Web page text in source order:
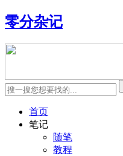
零分杂记
首页
笔记
随笔
教程